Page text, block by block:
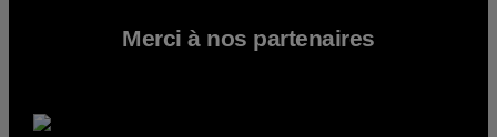
Merci à nos partenaires